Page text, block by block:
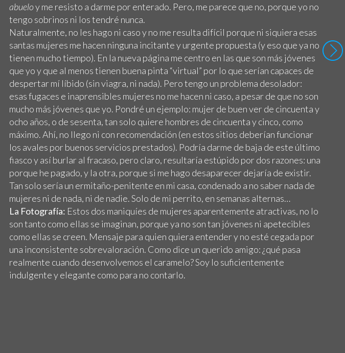
abueloy me resisto a darme por enterado. Pero, me parece que no, porque yo no
tengo sobrinos ni los tendré nunca.
Naturalmente, no les hago ni caso y no me resulta difícil porque ni siquiera esas
santas mujeres me hacen ninguna incitante y urgente propuesta (y eso que ya no
tienen mucho tiempo). En la nueva página me centro en las que son más jóvenes
que yo y que al menos tienen buena pinta “virtual” por lo que serían capaces de
despertar mí líbido (sin viagra, ni nada). Pero tengo un problema desolador:
esas fugaces e inaprensibles mujeres no me hacen ni caso, a pesar de que no son
mucho más jóvenes que yo. Pondré un ejemplo: mujer de buen ver de cincuenta y
ocho años, o de sesenta, tan solo quiere hombres de cincuenta y cinco, como
máximo. Ahí, no llego ni con recomendación (en estos sitios deberían funcionar
los avales por buenos servicios prestados). Podría darme de baja de este último
fiasco y así burlar al fracaso, pero claro, resultaría estúpido por dos razones: una
porque he pagado, y la otra, porque si me hago desaparecer dejaría de existir.
Tan solo sería un ermitaño-penitente en mi casa, condenado a no saber nada de
mujeres ni de nada, ni de nadie. Solo de mi perrito, en semanas alternas…
La Fotografía: Estos dos maniquíes de mujeres aparentemente atractivas, no lo
son tanto como ellas se imaginan, porque ya no son tan jóvenes ni apetecibles
como ellas se creen. Mensaje para quien quiera entender y no esté cegada por
una inconsistente sobrevaloración. Como dice un querido amigo: ¿qué pasa
realmente cuando desenvolvemos el caramelo? Soy lo suficientemente
indulgente y elegante como para no contarlo.